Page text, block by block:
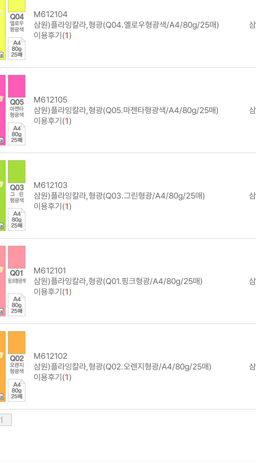
M612104
삼원)플라잉칼라,형광(Q04.옐로우형광색/A4/80g/25매)
이용후기(1)
M612105
삼원)플라잉칼라,형광(Q05.마젠타형광색/A4/80g/25매)
이용후기(1)
M612103
삼원)플라잉칼라,형광(Q03.그린형광/A4/80g/25매)
이용후기(1)
M612101
삼원)플라잉칼라,형광(Q01.핑크형광/A4/80g/25매)
이용후기(1)
M612102
삼원)플라잉칼라,형광(Q02.오렌지형광/A4/80g/25매)
이용후기(1)